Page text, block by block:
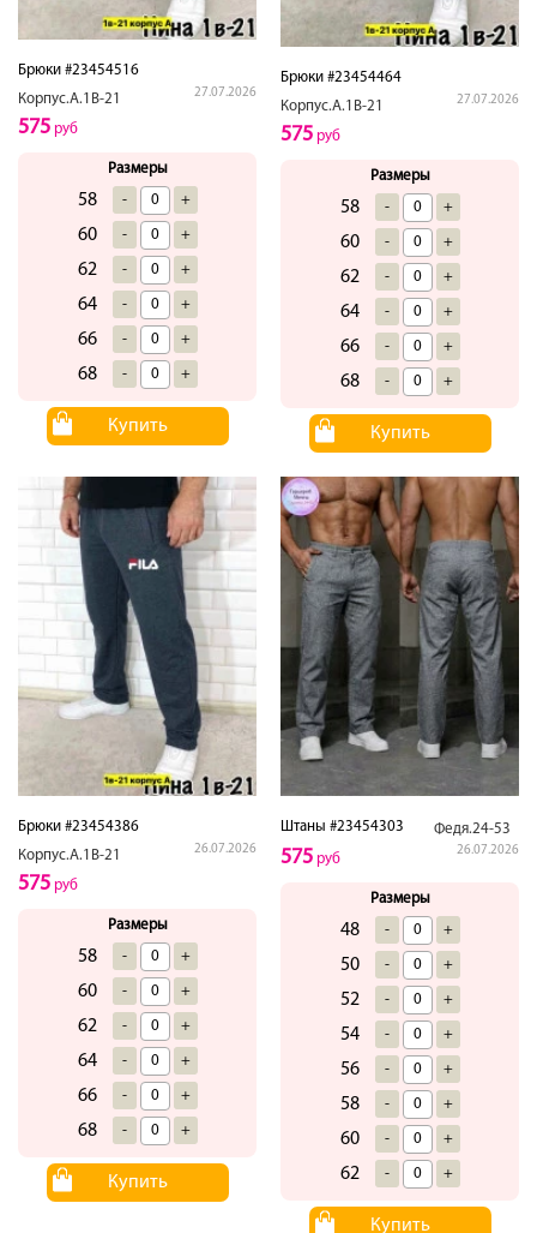
Брюки #23454516
Корпус.А.1В-21
27.07.2026
575 руб
Размеры
58 - +
60 - +
62 - +
64 - +
66 - +
68 - +
Купить
Брюки #23454464
Корпус.А.1В-21
27.07.2026
575 руб
Размеры
58 - +
60 - +
62 - +
64 - +
66 - +
68 - +
Купить
Брюки #23454386
Корпус.А.1В-21
26.07.2026
575 руб
Размеры
58 - +
60 - +
62 - +
64 - +
66 - +
68 - +
Купить
Штаны #23454303 Федя.24-53
26.07.2026
575 руб
Размеры
48 - +
50 - +
52 - +
54 - +
56 - +
58 - +
60 - +
62 - +
Купить